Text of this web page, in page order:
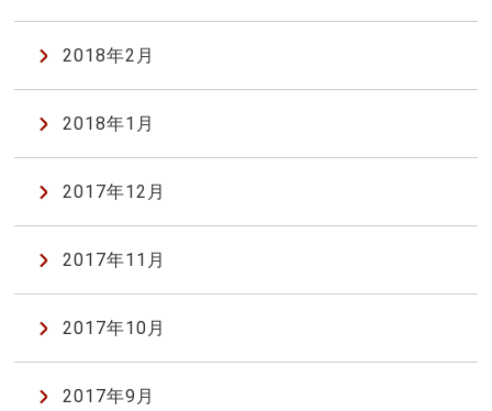
2018年2月
2018年1月
2017年12月
2017年11月
2017年10月
2017年9月